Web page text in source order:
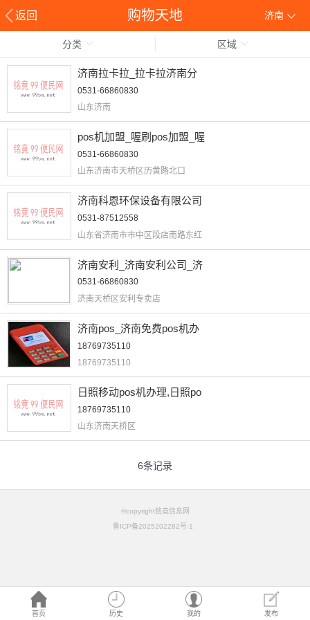
返回 济南
购物天地
首页 历史 我的 发布
分类 区域
济南拉卡拉_拉卡拉济南分
0531-66860830
山东济南
pos机加盟_喔刷pos加盟_喔
0531-66860830
山东济南市天桥区历黄路北口
济南科恩环保设备有限公司
0531-87512558
山东省济南市市中区段店南路东红
济南安利_济南安利公司_济
0531-66860830
济南天桥区安利专卖店
济南pos_济南免费pos机办
18769735110
18769735110
日照移动pos机办理,日照po
18769735110
山东济南天桥区
6条记录
©copyright铭竟信息网
鲁ICP备2025202282号-1